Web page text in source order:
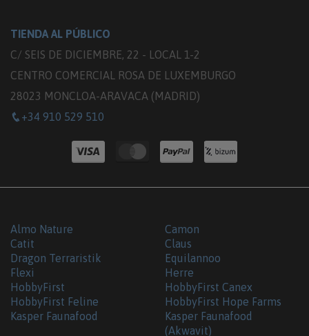
TIENDA AL PÚBLICO
C/ SEIS DE DICIEMBRE, 22 - LOCAL 1-2
CENTRO COMERCIAL ROSA DE LUXEMBURGO
28023 MONCLOA-ARAVACA (MADRID)
+34 910 529 510
Almo Nature
Camon
Catit
Claus
Dragon Terraristik
Equilannoo
Flexi
Herre
HobbyFirst
HobbyFirst Canex
HobbyFirst Feline
HobbyFirst Hope Farms
Kasper Faunafood
Kasper Faunafood
(Akwavit)